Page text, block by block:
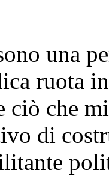
una
ruota
ciò che
di